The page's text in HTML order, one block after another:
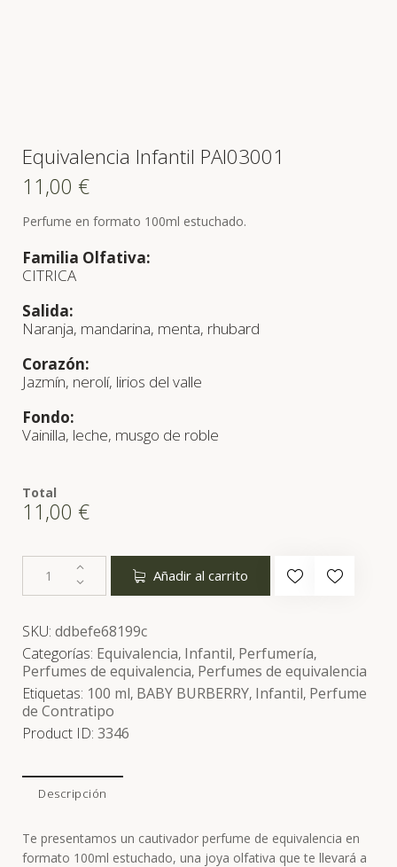
Equivalencia Infantil PAI03001
11,00 €
Perfume en formato 100ml estuchado.
Familia Olfativa:
CITRICA
Salida:
Naranja, mandarina, menta, rhubard
Corazón:
Jazmín, nerolí, lirios del valle
Fondo:
Vainilla, leche, musgo de roble
Total
11,00 €
Añadir al carrito
SKU: ddbefe68199c
Categorías: Equivalencia, Infantil, Perfumería,
Perfumes de equivalencia, Perfumes de equivalencia
Etiquetas: 100 ml, BABY BURBERRY, Infantil, Perfume
de Contratipo
Product ID: 3346
Descripción
Te presentamos un cautivador perfume de equivalencia en
formato 100ml estuchado, una joya olfativa que te llevará a